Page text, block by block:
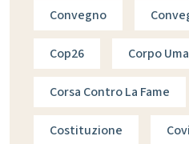
Convegno
Cop26 Corpo
Corsa Contro La Fame
Costituzione